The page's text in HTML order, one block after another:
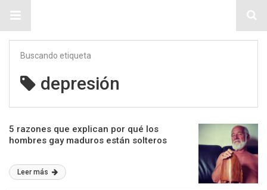
Buscando etiqueta
depresión
5 razones que explican por qué los
hombres gay maduros están solteros
Leer más